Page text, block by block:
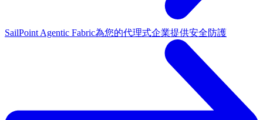
SailPoint Agentic Fabric為您的代理式企業提供安全防護